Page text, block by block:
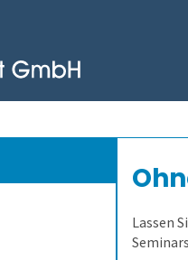
Lassen